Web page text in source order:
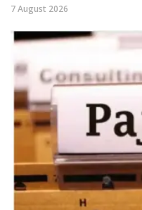
7 August 2026